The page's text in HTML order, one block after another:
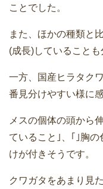
ことでした。
また、ほかの種類と
(成長)していることも
一方、国産ヒラタク
番見分けやすい様に
メスの個体の頭から
ていること｣、｢｣胸
けが付きそうです。
クワガタをあまり見